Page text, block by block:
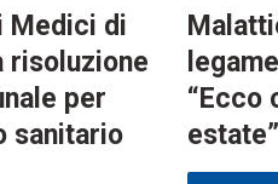
Medici di
risoluzione
per
sanitario
“Ecco
estate”